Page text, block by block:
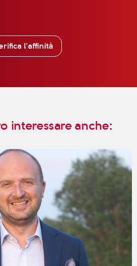
l'affinità
interessare anche: